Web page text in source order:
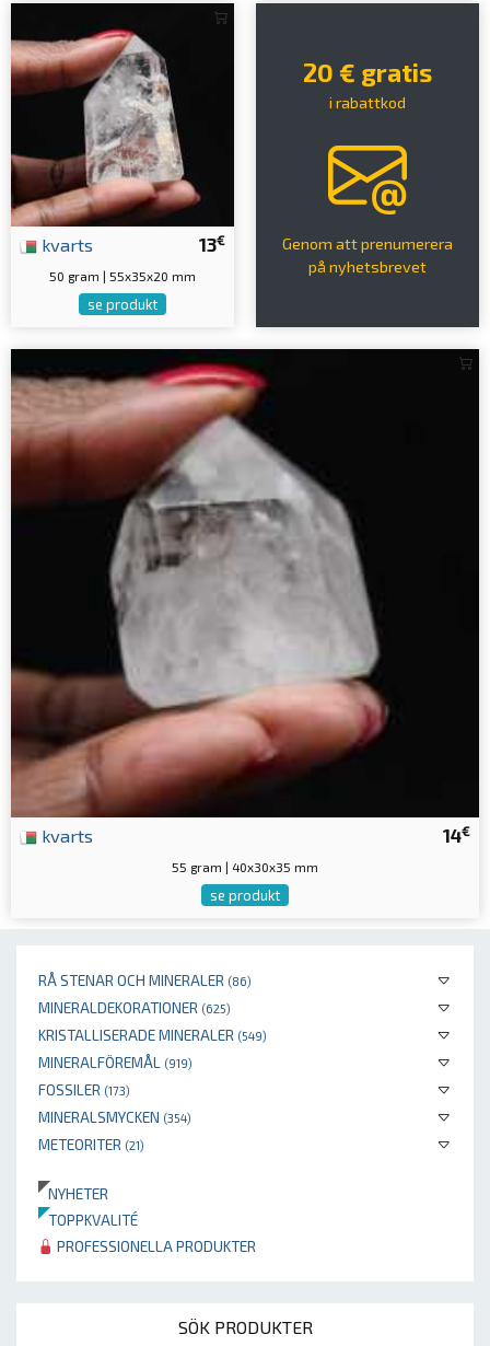
RÅ STENAR OCH MINERALER (86)
MINERALDEKORATIONER (625)
KRISTALLISERADE MINERALER (549)
MINERALFÖREMÅL (919)
FOSSILER (173)
MINERALSMYCKEN (354)
METEORITER (21)
NYHETER
TOPPKVALITÉ
PROFESSIONELLA PRODUKTER
SÖK PRODUKTER
13€
kvarts
50 gram | 55x35x20 mm
se produkt
20 € gratis
i rabattkod
Genom att prenumerera
på nyhetsbrevet
14€
kvarts
55 gram | 40x30x35 mm
se produkt